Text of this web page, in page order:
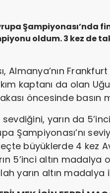
Şampiyonası’nda
oldum. 3 kez de
Almanya’nın
kaptanı da olan
öncesinde basın
sevdiğini, yarın da
Şampiyonası’nı
büyüklerde 4
5’inci altın
yarın altın